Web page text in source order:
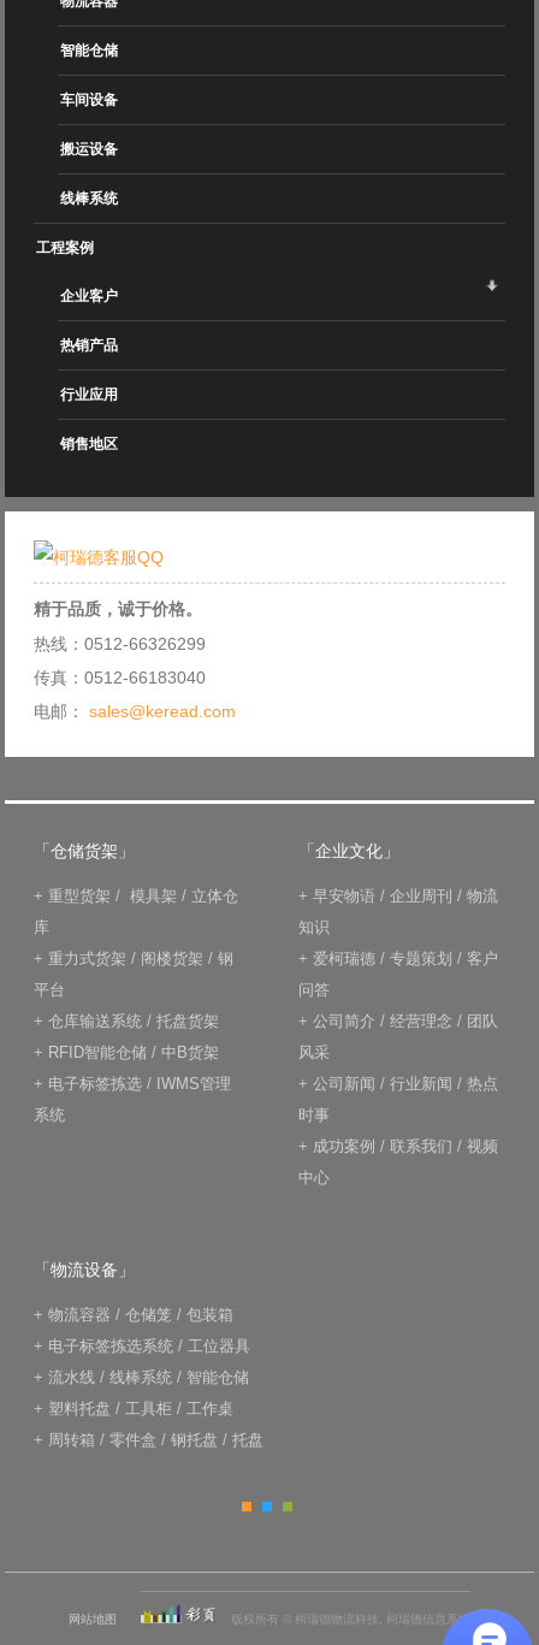
智能仓储
车间设备
搬运设备
线棒系统
工程案例
企业客户
热销产品
行业应用
销售地区
精于品质，诚于价格。
热线：0512-66326299
传真：0512-66183040
电邮： sales@keread.com
「仓储货架」
+ 重型货架 / 模具架 / 立体仓
库
+ 重力式货架 / 阁楼货架 / 钢
平台
+ 仓库输送系统 / 托盘货架
+ RFID智能仓储 / 中B货架
+ 电子标签拣选 / IWMS管理
系统
「企业文化」
+ 早安物语 / 企业周刊 / 物流
知识
+ 爱柯瑞德 / 专题策划 / 客户
问答
+ 公司简介 / 经营理念 / 团队
风采
+ 公司新闻 / 行业新闻 / 热点
时事
+ 成功案例 / 联系我们 / 视频
中心
「物流设备」
+ 物流容器 / 仓储笼 / 包装箱
+ 电子标签拣选系统 / 工位器具
+ 流水线 / 线棒系统 / 智能仓储
+ 塑料托盘 / 工具柜 / 工作桌
+ 周转箱 / 零件盒 / 钢托盘 / 托盘
网站地图 版权所有 © 柯瑞德物流科技, 柯瑞德信息系统